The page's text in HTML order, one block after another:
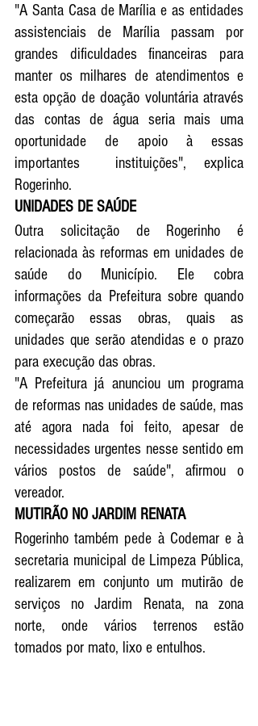
"A Santa Casa de Marília e as entidades
assistenciais de Marília passam por
grandes dificuldades financeiras para
manter os milhares de atendimentos e
esta opção de doação voluntária através
das contas de água seria mais uma
oportunidade de apoio à essas
importantes  instituições", explica
Rogerinho.
UNIDADES DE SAÚDE
Outra solicitação de Rogerinho é
relacionada às reformas em unidades de
saúde do Município. Ele cobra
informações da Prefeitura sobre quando
começarão essas obras, quais as
unidades que serão atendidas e o prazo
para execução das obras.
"A Prefeitura já anunciou um programa
de reformas nas unidades de saúde, mas
até agora nada foi feito, apesar de
necessidades urgentes nesse sentido em
vários postos de saúde", afirmou o
vereador.
MUTIRÃO NO JARDIM RENATA
Rogerinho também pede à Codemar e à
secretaria municipal de Limpeza Pública,
realizarem em conjunto um mutirão de
serviços no Jardim Renata, na zona
norte, onde vários terrenos estão
tomados por mato, lixo e entulhos.